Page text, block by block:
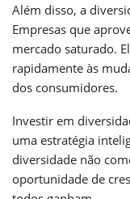
Além disso, a
Empresas que
mercado saturado.
rapidamente às
dos consumidores.
Investir em
uma estratégia
diversidade não
oportunidade de